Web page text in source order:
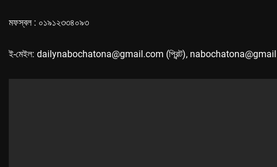
মফস্বল : ০১৯১২৩৩৪০৯৩
ই-মেইল: dailynabochatona@gmail.com (প্রিন্ট),